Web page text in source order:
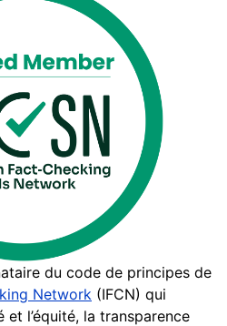
du code de principes de
Network (IFCN) qui
et l’équité, la transparence